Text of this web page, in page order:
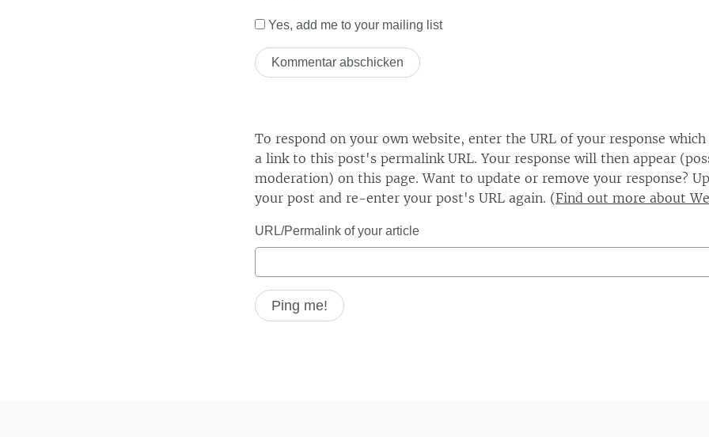
Yes, add me to your mailing list
To respond on your own website, enter the URL of your response
a link to this post's permalink URL. Your response will then appear
moderation) on this page. Want to update or remove your response?
your post and re-enter your post's URL again. (Find out more about
URL/Permalink of your article